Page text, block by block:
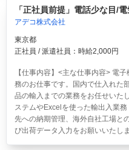
「正社員前提」電話少な目/
アデコ株式会社
東京都
正社員 / 派遣社員：時給2,000円
【仕事内容】<主な仕事内容> 電
務のお仕事です。国内で仕入れた
品の輸入までの業務をお任せいた
ステムやExcelを使った輸出入業
先への納期管理、海外自社工場と
び出荷データ入力をお願いいたし